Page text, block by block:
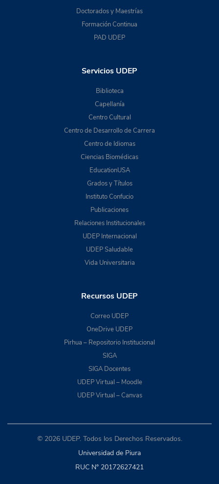
Doctorados y Maestrías
Formación Continua
PAD UDEP
Servicios UDEP
Biblioteca
Capellanía
Centro Cultural
Centro de Desarrollo de Carrera
Centro de Idiomas
Ciencias Biomédicas
EducationUSA
Grados y Títulos
Instituto Confucio
Publicaciones
Relaciones Institucionales
UDEP Internacional
UDEP Saludable
Vida Universitaria
Recursos UDEP
Correo UDEP
OneDrive UDEP
Pirhua – Repositorio Institucional
SIGA
SIGA Docentes
UDEP Virtual – Moodle
UDEP Virtual – Canvas
© 2026 UDEP. Todos los Derechos Reservados.
Universidad de Piura
RUC N° 20172627421